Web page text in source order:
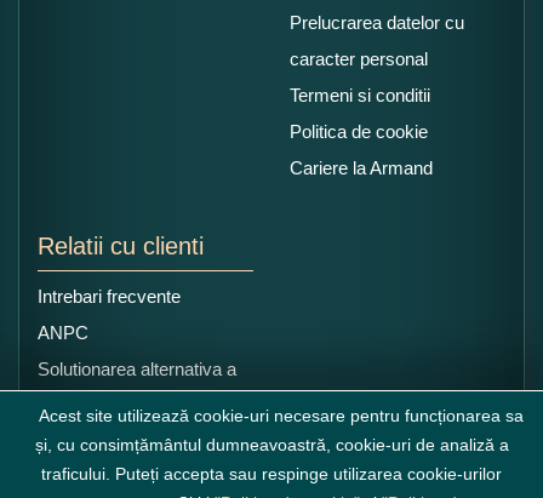
Prelucrarea datelor cu
caracter personal
Termeni si conditii
Politica de cookie
Cariere la Armand
Relatii cu clienti
Intrebari frecvente
ANPC
Solutionarea alternativa a
litigiilor
Acest site utilizează cookie-uri necesare pentru funcționarea sa
și, cu consimțământul dumneavoastră, cookie-uri de analiză a
traficului. Puteți accepta sau respinge utilizarea cookie-urilor